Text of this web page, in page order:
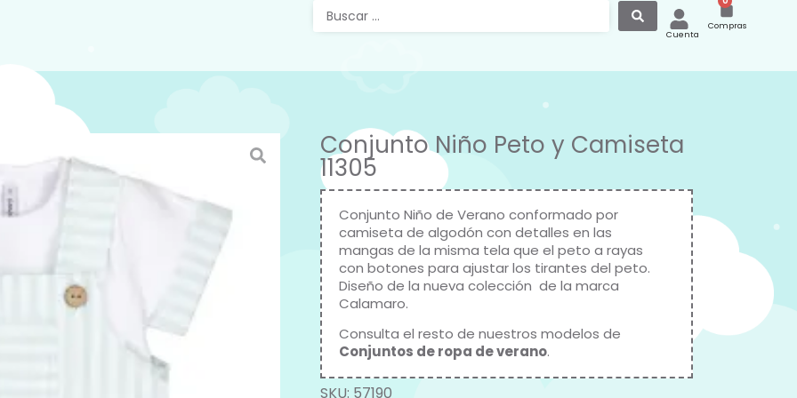
Cuenta
Compras
Conjunto Niño Peto y Camiseta
11305
Conjunto Niño de Verano conformado por
camiseta de algodón con detalles en las
mangas de la misma tela que el peto a rayas
con botones para ajustar los tirantes del peto.
Diseño de la nueva colección de la marca
Calamaro.
Consulta el resto de nuestros modelos de
Conjuntos de ropa de verano.
SKU: 57190